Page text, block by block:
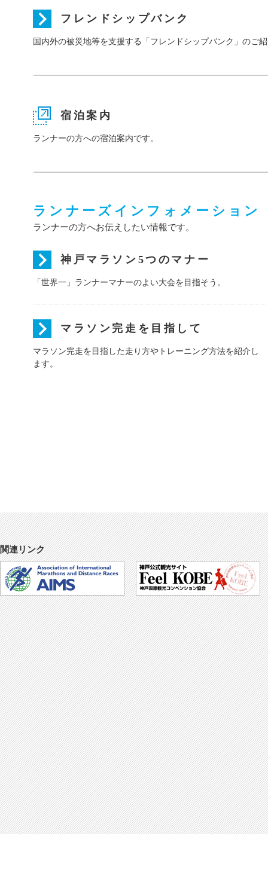
フレンドシップバンク
国内外の被災地等を支援する「フレンドシップバンク」のご
宿泊案内
ランナーの方への宿泊案内です。
ランナーズインフォメーション
ランナーの方へお伝えしたい情報です。
神戸マラソン5つのマナー
「世界一」ランナーマナーのよい大会を目指そう。
マラソン完走を目指して
マラソン完走を目指した走り方やトレーニング方法を紹介し
ます。
関連リンク